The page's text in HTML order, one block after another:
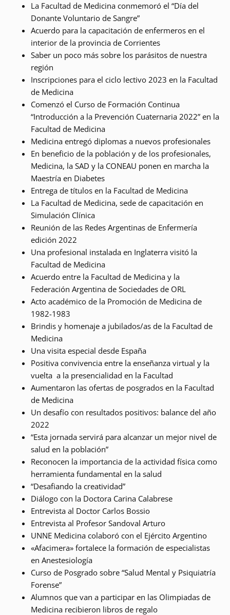
La Facultad de Medicina conmemoró el “Día del
Donante Voluntario de Sangre”
Acuerdo para la capacitación de enfermeros en el
interior de la provincia de Corrientes
Saber un poco más sobre los parásitos de nuestra
región
Inscripciones para el ciclo lectivo 2023 en la Facultad
de Medicina
Comenzó el Curso de Formación Continua
“Introducción a la Prevención Cuaternaria 2022” en la
Facultad de Medicina
Medicina entregó diplomas a nuevos profesionales
En beneficio de la población y de los profesionales,
Medicina, la SAD y la CONEAU ponen en marcha la
Maestría en Diabetes
Entrega de títulos en la Facultad de Medicina
La Facultad de Medicina, sede de capacitación en
Simulación Clínica
Reunión de las Redes Argentinas de Enfermería
edición 2022
Una profesional instalada en Inglaterra visitó la
Facultad de Medicina
Acuerdo entre la Facultad de Medicina y la
Federación Argentina de Sociedades de ORL
Acto académico de la Promoción de Medicina de
1982-1983
Brindis y homenaje a jubilados/as de la Facultad de
Medicina
Una visita especial desde España
Positiva convivencia entre la enseñanza virtual y la
vuelta a la presencialidad en la Facultad
Aumentaron las ofertas de posgrados en la Facultad
de Medicina
Un desafío con resultados positivos: balance del año
2022
“Esta jornada servirá para alcanzar un mejor nivel de
salud en la población”
Reconocen la importancia de la actividad física como
herramienta fundamental en la salud
“Desafiando la creatividad”
Diálogo con la Doctora Carina Calabrese
Entrevista al Doctor Carlos Bossio
Entrevista al Profesor Sandoval Arturo
UNNE Medicina colaboró con el Ejército Argentino
«Afacimera» fortalece la formación de especialistas
en Anestesiología
Curso de Posgrado sobre “Salud Mental y Psiquiatría
Forense”
Alumnos que van a participar en las Olimpiadas de
Medicina recibieron libros de regalo